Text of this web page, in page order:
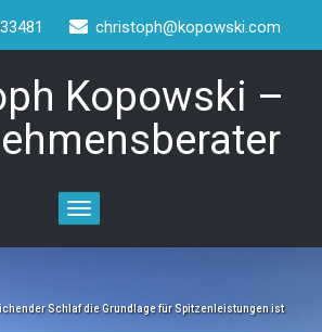
christoph@kopowski.com
Kopowski –
Toggle
navigation
Schlaf die Grundlage für Spitzenleistungen ist